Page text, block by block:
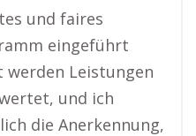
und faires
eingeführt
werden Leistungen
und ich
die Anerkennung,